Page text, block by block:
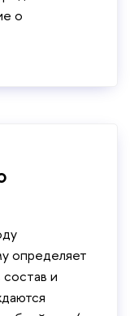
о
определяет
и